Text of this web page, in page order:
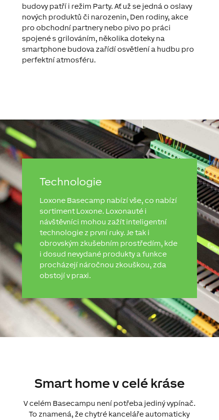
budovy patří i režim Party. Ať už se jedná o oslavy
nových produktů či narozenin, Den rodiny, akce
pro obchodní partnery nebo pivo po práci
spojené s grilováním, několika doteky na
smartphone budova zařídí osvětlení a hudbu pro
perfektní atmosféru.
Technologie
Loxone Basecamp nabízí vše, co nabízí
sortiment Loxone. Loxonauté i
návštěvníci mohou zažít inteligentní
technologie z první ruky. Je tak i
obrovským zkušebním prostředím, kde
i dosud nevydané produkty a funkce
procházejí náročnou zkouškou, zda
obstojí v praxi.
Smart home v celé kráse
V celém Basecampu není potřeba jediný vypínač.
To znamená, že chytré kanceláře automaticky